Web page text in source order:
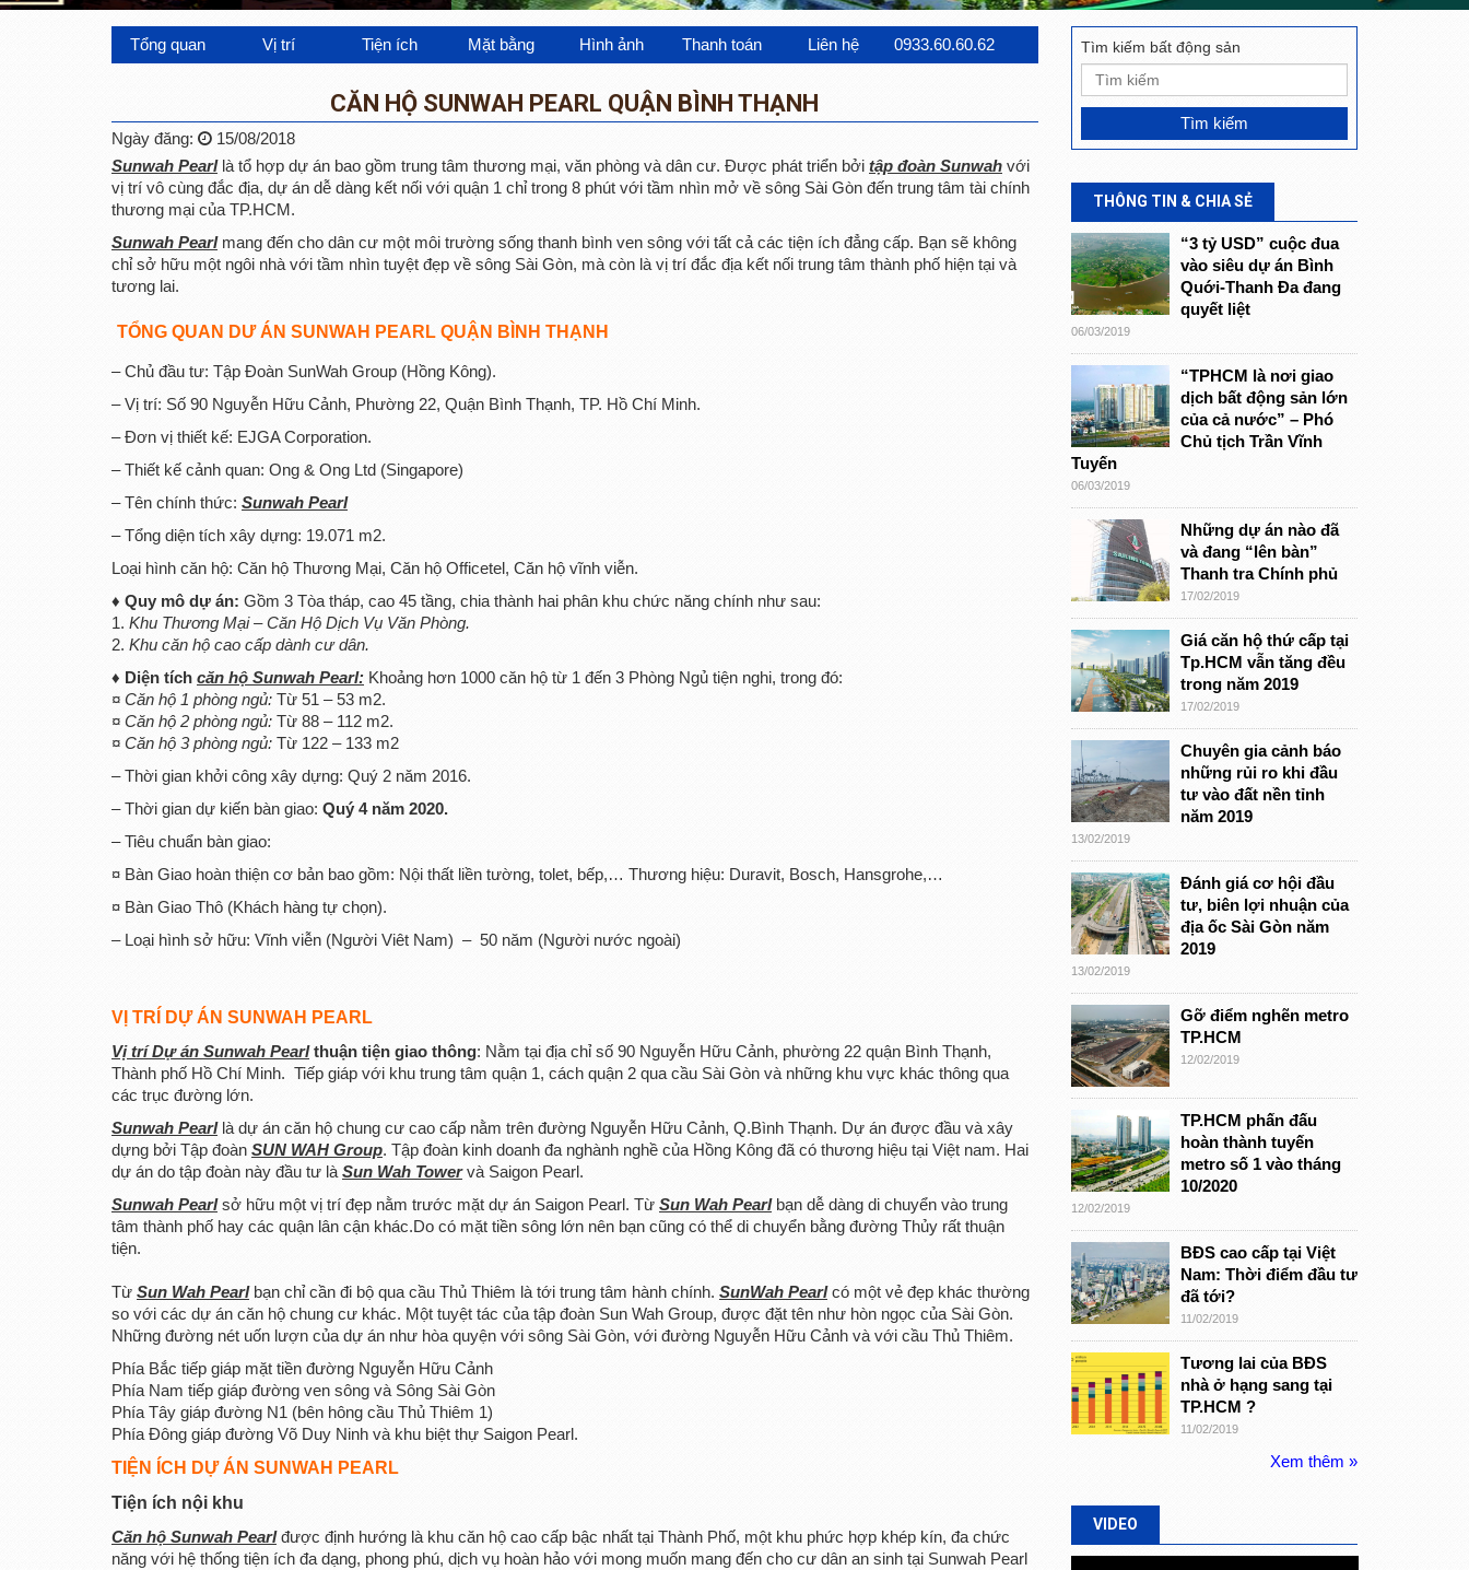
Tổng quan Vị trí Tiện ích Mặt bằng Hình ảnh Thanh toán Liên hệ 0933.60.60.62
CĂN HỘ SUNWAH PEARL QUẬN BÌNH THẠNH
Ngày đăng:
15/08/2018
Sunwah Pearllà tổ hợp dự án bao gồm trung tâm thương mại, văn phòng và dân cư. Được phát triển bởi tập đoàn Sunwah với
vị trí vô cùng đắc địa, dự án dễ dàng kết nối với quận 1 chỉ trong 8 phút với tầm nhìn mở về sông Sài Gòn đến trung tâm tài chính
thương mại của TP.HCM.
Sunwah Pearlmang đến cho dân cư một môi trường sống thanh bình ven sông với tất cả các tiện ích đẳng cấp. Bạn sẽ không
chỉ sở hữu một ngôi nhà với tầm nhìn tuyệt đẹp về sông Sài Gòn, mà còn là vị trí đắc địa kết nối trung tâm thành phố hiện tại và
tương lai.
TỔNG QUAN DƯ ÁN SUNWAH PEARL QUẬN BÌNH THẠNH
– Chủ đầu tư: Tập Đoàn SunWah Group (Hồng Kông).
– Vị trí: Số 90 Nguyễn Hữu Cảnh, Phường 22, Quận Bình Thạnh, TP. Hồ Chí Minh.
– Đơn vị thiết kế: EJGA Corporation.
– Thiết kế cảnh quan: Ong & Ong Ltd (Singapore)
– Tên chính thức: Sunwah Pearl
– Tổng diện tích xây dựng: 19.071 m2.
Loại hình căn hộ: Căn hộ Thương Mại, Căn hộ Officetel, Căn hộ vĩnh viễn.
♦ Quy mô dự án: Gồm 3 Tòa tháp, cao 45 tầng, chia thành hai phân khu chức năng chính như sau:
1. Khu Thương Mại – Căn Hộ Dịch Vụ Văn Phòng.
2. Khu căn hộ cao cấp dành cư dân.
♦ Diện tích căn hộ Sunwah Pearl: Khoảng hơn 1000 căn hộ từ 1 đến 3 Phòng Ngủ tiện nghi, trong đó:
¤ Căn hộ 1 phòng ngủ: Từ 51 – 53 m2.
¤ Căn hộ 2 phòng ngủ: Từ 88 – 112 m2.
¤ Căn hộ 3 phòng ngủ: Từ 122 – 133 m2
– Thời gian khởi công xây dựng: Quý 2 năm 2016.
– Thời gian dự kiến bàn giao: Quý 4 năm 2020.
– Tiêu chuẩn bàn giao:
¤ Bàn Giao hoàn thiện cơ bản bao gồm: Nội thất liền tường, tolet, bếp,… Thương hiệu: Duravit, Bosch, Hansgrohe,…
¤ Bàn Giao Thô (Khách hàng tự chọn).
– Loại hình sở hữu: Vĩnh viễn (Người Viêt Nam) – 50 năm (Người nước ngoài)
VỊ TRÍ DỰ ÁN SUNWAH PEARL
Vị trí Dự án Sunwah Pearlthuận tiện giao thông: Nằm tại địa chỉ số 90 Nguyễn Hữu Cảnh, phường 22 quận Bình Thạnh,
Thành phố Hồ Chí Minh. Tiếp giáp với khu trung tâm quận 1, cách quận 2 qua cầu Sài Gòn và những khu vực khác thông qua
các trục đường lớn.
Sunwah Pearllà dự án căn hộ chung cư cao cấp nằm trên đường Nguyễn Hữu Cảnh, Q.Bình Thạnh. Dự án được đầu và xây
dựng bởi Tập đoàn SUN WAH Group. Tập đoàn kinh doanh đa nghành nghề của Hồng Kông đã có thương hiệu tại Việt nam. Hai
dự án do tập đoàn này đầu tư là Sun Wah Towervà Saigon Pearl.
Sunwah Pearlsở hữu một vị trí đẹp nằm trước mặt dự án Saigon Pearl. Từ Sun Wah Pearlbạn dễ dàng di chuyển vào trung
tâm thành phố hay các quận lân cận khác.Do có mặt tiền sông lớn nên bạn cũng có thể di chuyển bằng đường Thủy rất thuận
tiện.
Từ Sun Wah Pearlbạn chỉ cần đi bộ qua cầu Thủ Thiêm là tới trung tâm hành chính. SunWah Pearlcó một vẻ đẹp khác thường
so với các dự án căn hộ chung cư khác. Một tuyệt tác của tập đoàn Sun Wah Group, được đặt tên như hòn ngọc của Sài Gòn.
Những đường nét uốn lượn của dự án như hòa quyện với sông Sài Gòn, với đường Nguyễn Hữu Cảnh và với cầu Thủ Thiêm.
Phía Bắc tiếp giáp mặt tiền đường Nguyễn Hữu Cảnh
Phía Nam tiếp giáp đường ven sông và Sông Sài Gòn
Phía Tây giáp đường N1 (bên hông cầu Thủ Thiêm 1)
Phía Đông giáp đường Võ Duy Ninh và khu biệt thự Saigon Pearl.
TIỆN ÍCH DỰ ÁN SUNWAH PEARL
Tiện ích nội khu
Căn hộ Sunwah Pearlđược định hướng là khu căn hộ cao cấp bậc nhất tại Thành Phố, một khu phức hợp khép kín, đa chức
năng với hệ thống tiện ích đa dạng, phong phú, dịch vụ hoàn hảo với mong muốn mang đến cho cư dân an sinh tại Sunwah Pearl
Tìm kiếm bất động sản
THÔNG TIN & CHIA SẺ
“3 tỷ USD” cuộc đua
vào siêu dự án Bình
Quới-Thanh Đa đang
quyết liệt
06/03/2019
“TPHCM là nơi giao
dịch bất động sản lớn
của cả nước” – Phó
Chủ tịch Trần Vĩnh
Tuyến
06/03/2019
Những dự án nào đã
và đang “lên bàn”
Thanh tra Chính phủ
17/02/2019
Giá căn hộ thứ cấp tại
Tp.HCM vẫn tăng đều
trong năm 2019
17/02/2019
Chuyên gia cảnh báo
những rủi ro khi đầu
tư vào đất nền tỉnh
năm 2019
13/02/2019
Đánh giá cơ hội đầu
tư, biên lợi nhuận của
địa ốc Sài Gòn năm
2019
13/02/2019
Gỡ điểm nghẽn metro
TP.HCM
12/02/2019
TP.HCM phấn đấu
hoàn thành tuyến
metro số 1 vào tháng
10/2020
12/02/2019
BĐS cao cấp tại Việt
Nam: Thời điểm đầu tư
đã tới?
11/02/2019
Tương lai của BĐS
nhà ở hạng sang tại
TP.HCM ?
11/02/2019
Xem thêm »
VIDEO